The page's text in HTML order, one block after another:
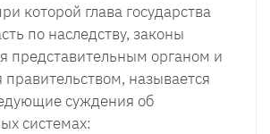
которой глава государства
по наследству, законы
представительным органом и
называется
суждения об
системах: